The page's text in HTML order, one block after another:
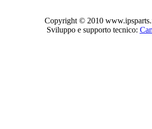
Copyright © 2010
Sviluppo e supporto tecnico: